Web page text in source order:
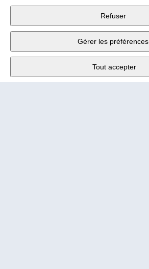
Fabrikstrasse 10, 3176 Neuenegg
Lu - Ve
Tél.
Refuser
Gérer les préférences
Tout accepter